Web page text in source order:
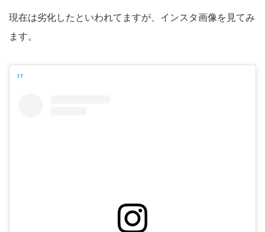
現在は劣化したといわれてますが、インスタ画像を見てみ
ます。